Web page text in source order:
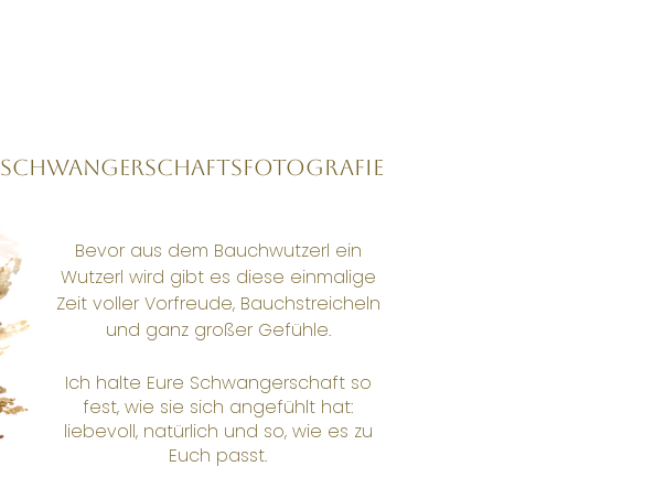
Schwangerschaftsfotografie
Bevor aus dem Bauchwutzerl ein
Wutzerl wird gibt es diese einmalige
Zeit voller Vorfreude, Bauchstreicheln
und ganz großer Gefühle.
Ich halte Eure Schwangerschaft so
fest, wie sie sich angefühlt hat:
liebevoll, natürlich und so, wie es zu
Euch passt.